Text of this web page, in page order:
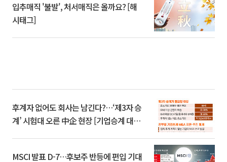
입추매직 '불발', 처서매직은 올까요? [해
시태그]
후계자 없어도 회사는 남긴다?…‘제3자 승
계’ 시험대 오른 中企 현장 [기업승계 대전
MSCI 발표 D-7…후보주 반등에 편입 기대